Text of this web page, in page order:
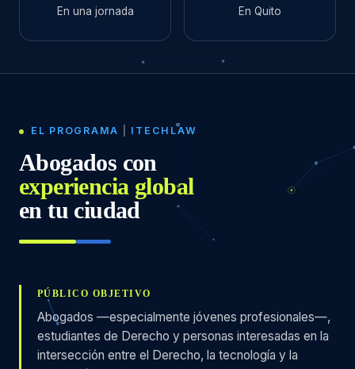
En una jornada
En Quito
EL PROGRAMA ITECHLAW
Abogados con
experiencia global
en tu ciudad
PÚBLICO OBJETIVO
Abogados —especialmente jóvenes profesionales—,
estudiantes de Derecho y personas interesadas en la
intersección entre el Derecho, la tecnología y la